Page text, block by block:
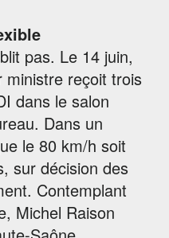
pas. Le 14 juin,
ministre reçoit trois
dans le salon
Dans un
le 80 km/h soit
sur décision des
Contemplant
Michel Raison